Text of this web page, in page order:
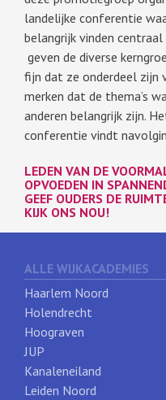
landelijke conferentie
belangrijk vinden
geven de diverse
fijn dat ze onderdeel zijn
merken dat de thema’s
anderen belangrijk zijn.
conferentie vindt
LEDEN VAN DE
OPVOEDEN IN
GEEF OUDERS DE
KIJK ONS NOU!
ALLE WIJKACADEMIES
Haarlem Noord
Holendrecht
Hoograven
JUP
Kanaleneiland
Leiden Noord